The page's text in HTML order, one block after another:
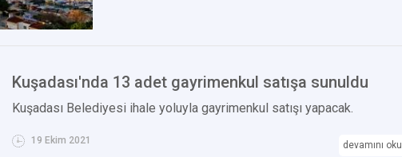
Kuşadası'nda 13 adet gayrimenkul satışa sunuldu
Kuşadası Belediyesi ihale yoluyla gayrimenkul satışı yapacak.
19 Ekim 2021 devamını oku